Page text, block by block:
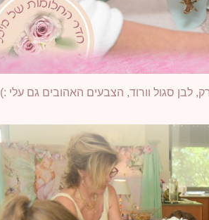
לבן סגול וורוד, הצבעים האהובים גם עלי :)